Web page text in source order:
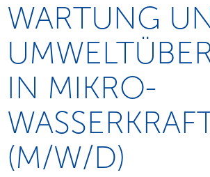
WARTUNG
IN MIKRO-
(M/W/D)